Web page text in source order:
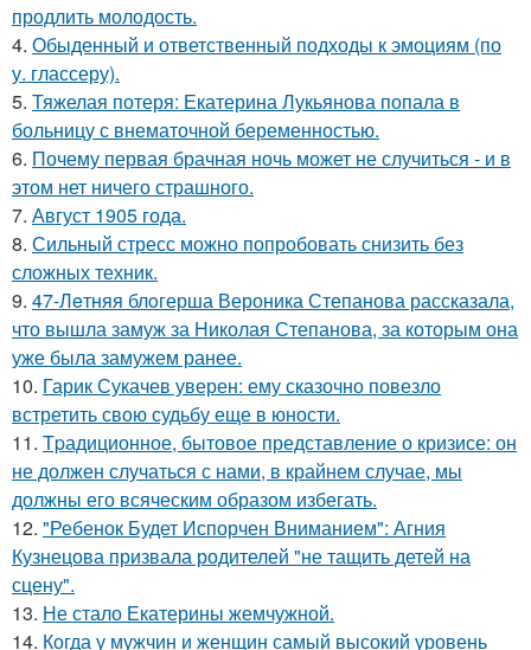
продлить молодость.
4. Обыденный и ответственный подходы к эмоциям (по
у. глассеру).
5. Тяжелая потеря: Екатерина Лукьянова попала в
больницу с внематочной беременностью.
6. Почему первая брачная ночь может не случиться - и в
этом нет ничего страшного.
7. Август 1905 года.
8. Сильный стресс можно попробовать снизить без
сложных техник.
9. 47-Лeтняя блoгерша Вероника Степанова рассказала,
что вышла замуж за Николая Степанова, за которым она
уже была замужем ранее.
10. Гарик Сукачев уверен: ему сказочно повезло
встретить свою судьбу еще в юности.
11. Tpадиционное, бытовое представление о кризисе: он
не должен случаться с нами, в крайнем случае, мы
должны его всяческим образом избегать.
12. "Ребенок Будет Испорчен Вниманием": Агния
Кузнецова призвала родителей "не тащить детей на
сцену".
13. Не стало Екатерины жемчужной.
14. Когда у мужчин и женщин самый высокий уровень